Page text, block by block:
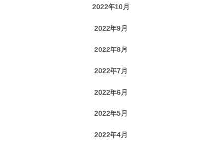
2022年10月
2022年9月
2022年8月
2022年7月
2022年6月
2022年5月
2022年4月